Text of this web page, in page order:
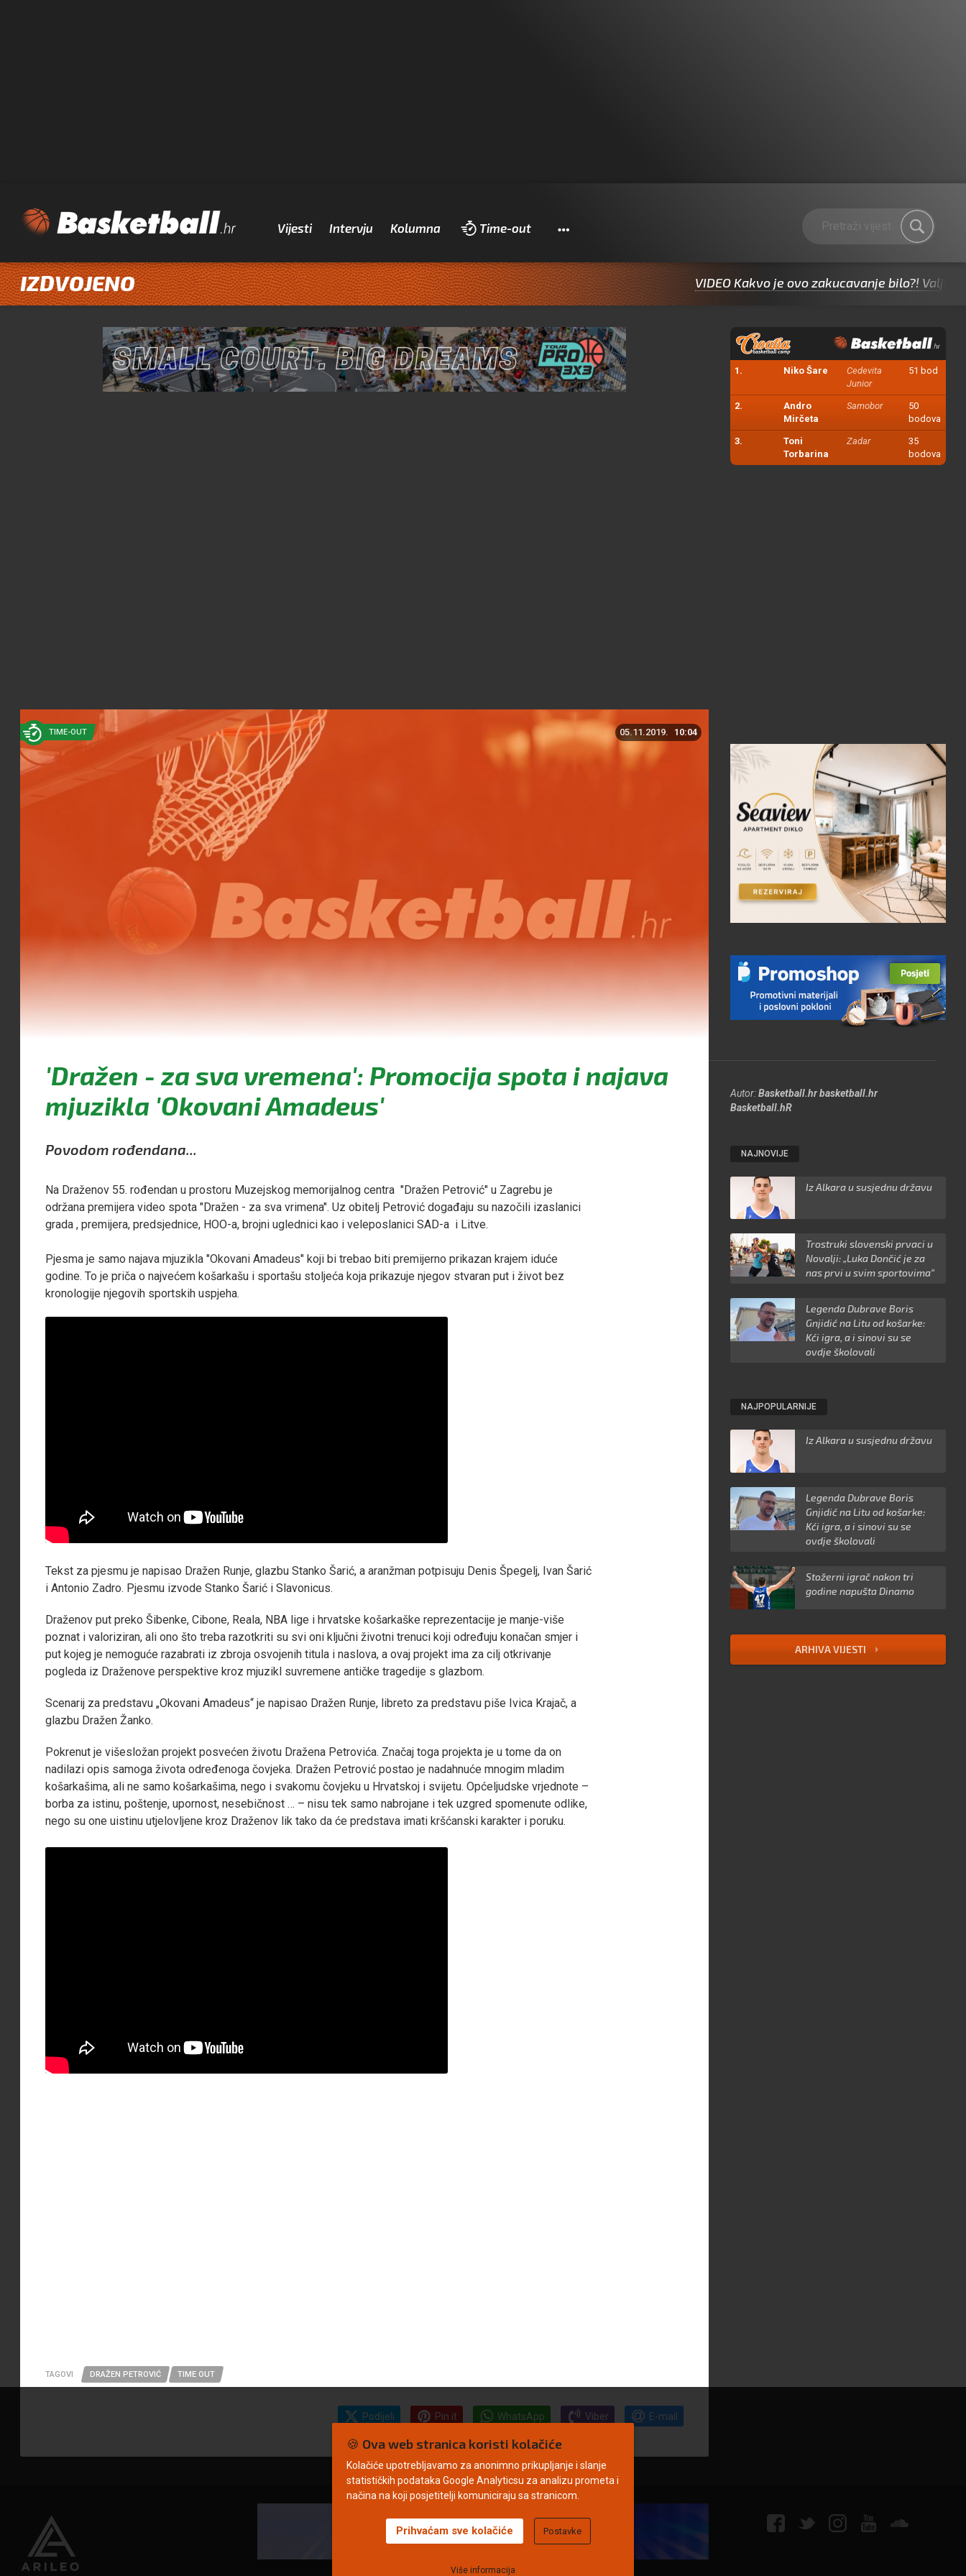
Vijesti Intervju Kolumna Time-out Pretraži
IZDVOJENO VIDEO Kakvo je ovo zakucavanje bilo?! Valjda
1. Niko Šare
Cedevita
Junior
51 bod
2.
Andro
Mirčeta
Samobor
50
bodova
3.
Toni
Torbarina
Zadar
35
bodova
TIME-OUT 05.11.2019. 10:04
'Dražen - za sva vremena': Promocija spota i najava
mjuzikla 'Okovani Amadeus'
Autor:Basketball.hrbasketball.hr
Basketball.hR
Povodom rođendana...
Na Draženov 55. rođendan u prostoru Muzejskog memorijalnog centra "Dražen Petrović" u Zagrebu je
održana premijera video spota "Dražen - za sva vrimena". Uz obitelj Petrović događaju su nazočili izaslanici
grada , premijera, predsjednice, HOO-a, brojni uglednici kao i veleposlanici SAD-a i Litve.
Pjesma je samo najava mjuzikla "Okovani Amadeus" koji bi trebao biti premijerno prikazan krajem iduće
godine. To je priča o najvećem košarkašu i sportašu stoljeća koja prikazuje njegov stvaran put i život bez
kronologije njegovih sportskih uspjeha.
Tekst za pjesmu je napisao Dražen Runje, glazbu Stanko Šarić, a aranžman potpisuju Denis Špegelj, Ivan Šarić
i Antonio Zadro. Pjesmu izvode Stanko Šarić i Slavonicus.
Draženov put preko Šibenke, Cibone, Reala, NBA lige i hrvatske košarkaške reprezentacije je manje-više
poznat i valoriziran, ali ono što treba razotkriti su svi oni ključni životni trenuci koji određuju konačan smjer i
put kojeg je nemoguće razabrati iz zbroja osvojenih titula i naslova, a ovaj projekt ima za cilj otkrivanje
pogleda iz Draženove perspektive kroz mjuzikl suvremene antičke tragedije s glazbom.
Scenarij za predstavu „Okovani Amadeus“ je napisao Dražen Runje, libreto za predstavu piše Ivica Krajač, a
glazbu Dražen Žanko.
Pokrenut je višesložan projekt posvećen životu Dražena Petrovića. Značaj toga projekta je u tome da on
nadilazi opis samoga života određenoga čovjeka. Dražen Petrović postao je nadahnuće mnogim mladim
košarkašima, ali ne samo košarkašima, nego i svakomu čovjeku u Hrvatskoj i svijetu. Općeljudske vrjednote –
borba za istinu, poštenje, upornost, nesebičnost … – nisu tek samo nabrojane i tek uzgred spomenute odlike,
nego su one uistinu utjelovljene kroz Draženov lik tako da će predstava imati kršćanski karakter i poruku.
TAGOVI DRAŽEN PETROVIĆ TIME OUT
Podijeli Pin it WhatsApp Viber E-mail
NAJNOVIJE
Iz Alkara u susjednu državu
Trostruki slovenski prvaci u
Novalji: „Luka Dončić je za
nas prvi u svim sportovima“
Legenda Dubrave Boris
Gnjidić na Litu od košarke:
Kći igra, a i sinovi su se
ovdje školovali
NAJPOPULARNIJE
Iz Alkara u susjednu državu
Legenda Dubrave Boris
Gnjidić na Litu od košarke:
Kći igra, a i sinovi su se
ovdje školovali
Stožerni igrač nakon tri
godine napušta Dinamo
ARHIVA VIJESTI
🍪 Ova web stranica koristi kolačiće
Kolačiće upotrebljavamo za anonimno prikupljanje i slanje
statističkih podataka Google Analyticsu za analizu prometa i
načina na koji posjetitelji komuniciraju sa stranicom.
Više informacija
Prihvaćam sve kolačiće Postavke